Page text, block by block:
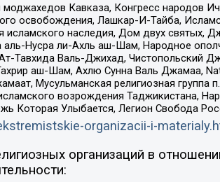
Кавказа, Конгресс народов
освобождения, Лашкар-И-Тайба,
наследия, Дом двух святых,
Нусра ли-Ахль аш-Шам, Народное
Тавхида Валь-Джихад, Чистопольский
аш-Шам, Ахлю Сунна Валь Джамаа,
Мусульманская религиозная
возрождения Таджикистана,
Которая Улыбается, Легион Свобода
organizacii-i-
организаций в